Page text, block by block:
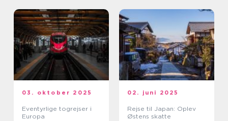
03. oktober 2025
Eventyrlige togrejser i
Europa
02. juni 2025
Rejse til Japan: Oplev
Østens skatte